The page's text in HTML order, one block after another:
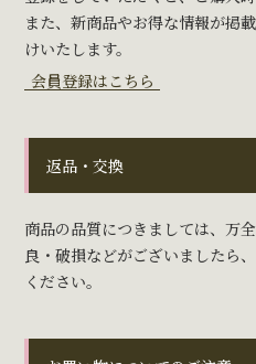
また、新商品やお得な情報が掲
けいたします。
会員登録はこちら
返品・交換
商品の品質につきましては、万
良・破損などがございましたら
ください。